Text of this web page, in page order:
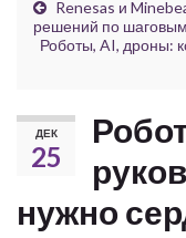
Renesas и
решений по
Роботы, AI, дроны:
ДЕК
25
нужно